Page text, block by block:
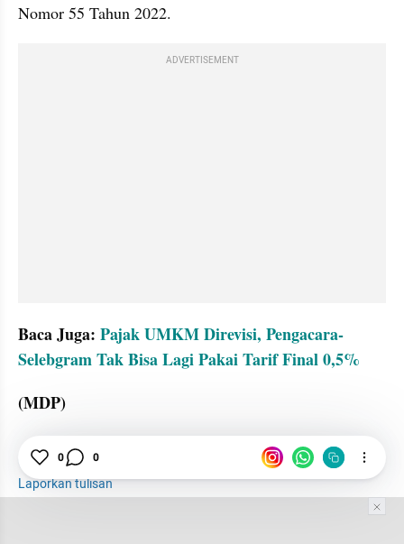
Nomor 55 Tahun 2022.
ADVERTISEMENT
Baca Juga: Pajak UMKM Direvisi, Pengacara-
Selebgram Tak Bisa Lagi Pakai Tarif Final 0,5%
(MDP)
Pajak UMKM
Laporkan tulisan
0 0